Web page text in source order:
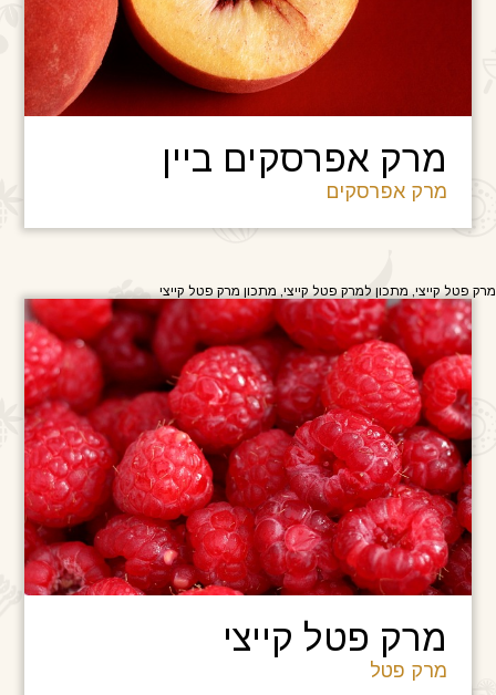
מרק אפרסקים ביין
מרק אפרסקים
מרק פטל קייצי, מתכון למרק פטל קייצי, מתכון מרק פטל קייצי
מרק פטל קייצי
מרק פטל